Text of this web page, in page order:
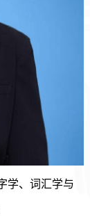
学、词汇学与